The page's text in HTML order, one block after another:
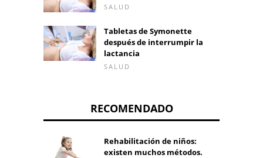
SALUD
Tabletas de Symonette
después de interrumpir la
lactancia
SALUD
RECOMENDADO
Rehabilitación de niños:
existen muchos métodos.